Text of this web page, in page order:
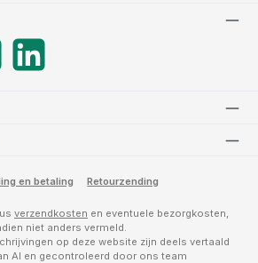
en betaling Retourzending
verzendkosten en eventuele bezorgkosten,
niet anders vermeld.
op deze website zijn deels vertaald
AI en gecontroleerd door ons team